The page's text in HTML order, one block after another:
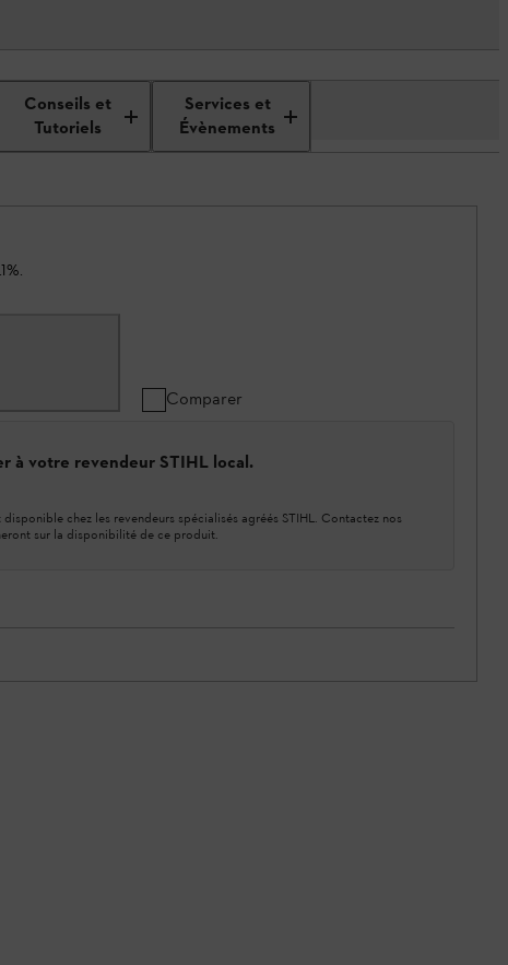
Conseils et
Tutoriels
Services et
Évènements
Comparer
à votre revendeur STIHL local.
chez les revendeurs spécialisés agréés STIHL. Contactez nos
sur la disponibilité de ce produit.